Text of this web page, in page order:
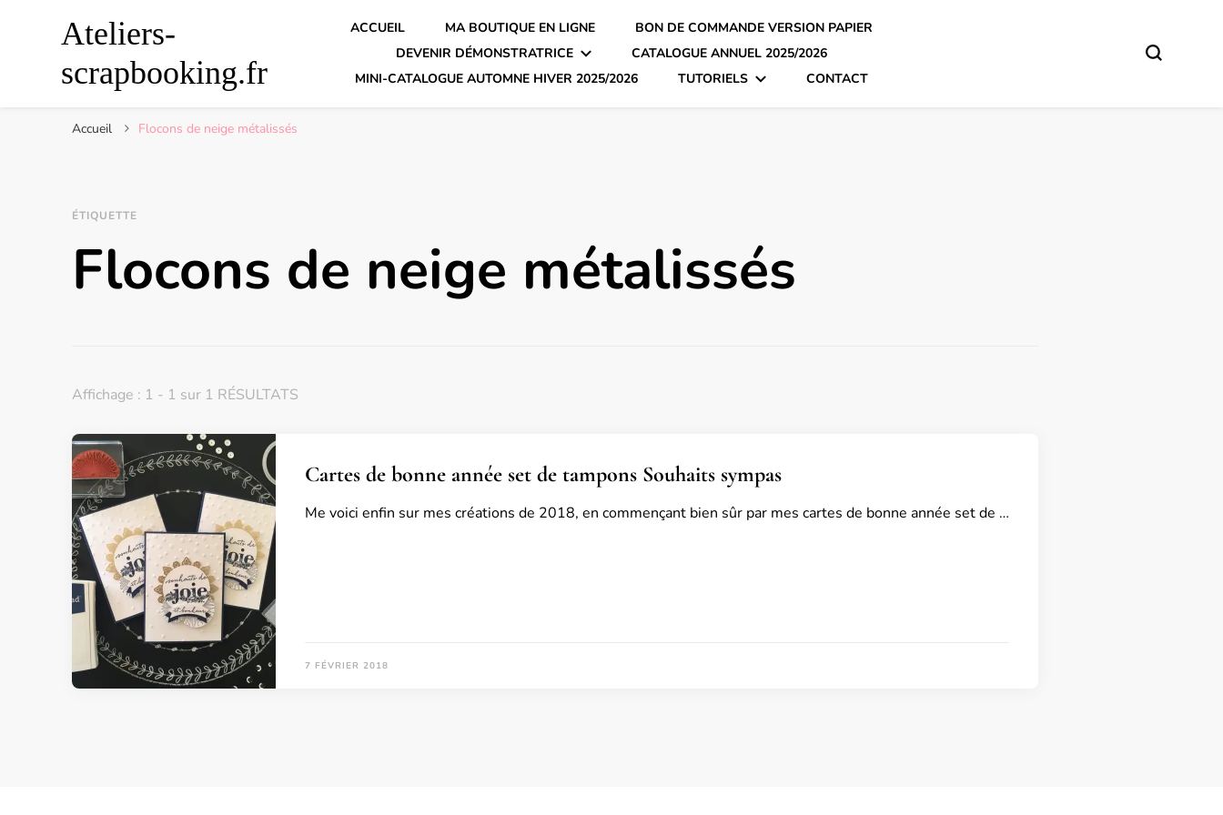
Ateliers-
scrapbooking.fr
ACCUEIL MA BOUTIQUE EN LIGNE
BON DE COMMANDE VERSION PAPIER
DEVENIR DÉMONSTRATRICE
CATALOGUE ANNUEL 2025/2026
MINI-CATALOGUE AUTOMNE HIVER 2025/2026
TUTORIELS CONTACT
Accueil Flocons de neige métalissés
ÉTIQUETTE
Flocons de neige métalissés
Affichage : 1 - 1 sur 1 RÉSULTATS
Cartes de bonne année set de tampons Souhaits sympas
Me voici enfin sur mes créations de 2018, en commençant bien sûr par mes cartes de bonne année set de …
7 FÉVRIER 2018